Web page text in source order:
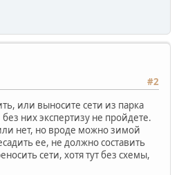
#2
или выносите сети из парка
них экспертизу не пройдете.
нет, но вроде можно зимой
ее, не должно составить
сети, хотя тут без схемы,